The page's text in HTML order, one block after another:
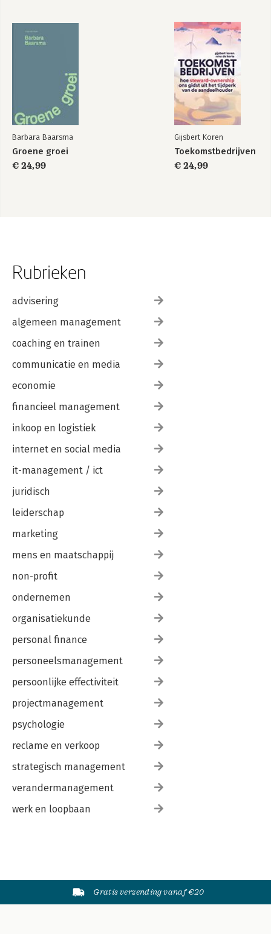
Achtergrond
Namengalerij
Barbara Baarsma
Groene groei
€ 24,99
Gijsbert Koren
Toekomstbedrijven
€ 24,99
Rubrieken
advisering
algemeen management
coaching en trainen
communicatie en media
economie
financieel management
inkoop en logistiek
internet en social media
it-management / ict
juridisch
leiderschap
marketing
mens en maatschappij
non-profit
ondernemen
organisatiekunde
personal finance
personeelsmanagement
persoonlijke effectiviteit
projectmanagement
psychologie
reclame en verkoop
strategisch management
verandermanagement
werk en loopbaan
Gratis verzending vanaf €20